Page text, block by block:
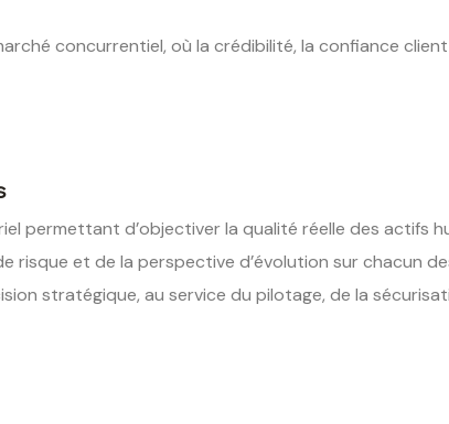
concurrentiel, où la crédibilité, la confiance
permettant d’objectiver la qualité réelle des actifs
risque et de la perspective d’évolution sur chacun
stratégique, au service du pilotage, de la